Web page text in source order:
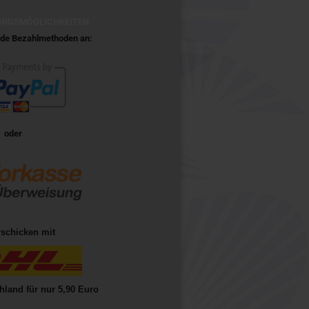
Bezahlmethoden an:
oder
mit
für nur 5,90 Euro